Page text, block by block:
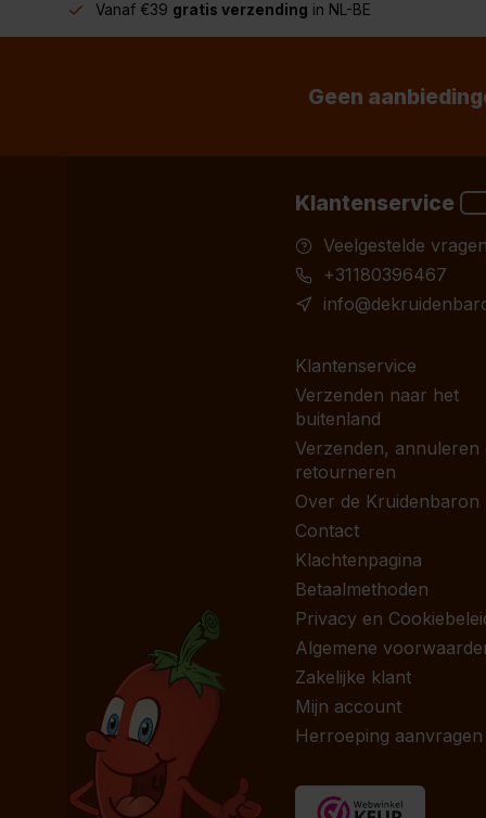
Vanaf €39 gratis verzending in NL-BE
Geen
Klantenservice
Veelgestelde vragen
+31180396467
Klantenservice
Verzenden naar het
buitenland
Verzenden, annuleren
retourneren
Over de Kruidenbaron
Contact
Klachtenpagina
Betaalmethoden
Privacy en
Algemene
Zakelijke klant
Mijn account
Herroeping aanvragen